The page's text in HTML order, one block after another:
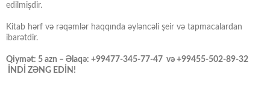
edilmişdir.
Kitab hərf və rəqəmlər haqqında əyləncəli şeir və tapmacalardan
ibarətdir.
Qiymət: 5 azn – Əlaqə: +99477-345-77-47 və +99455-502-89-32
İNDİ ZƏNG EDİN!